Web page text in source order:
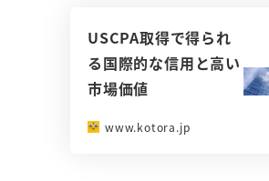
USCPA取得で得られ
る国際的な信用と高い
市場価値
www.kotora.jp